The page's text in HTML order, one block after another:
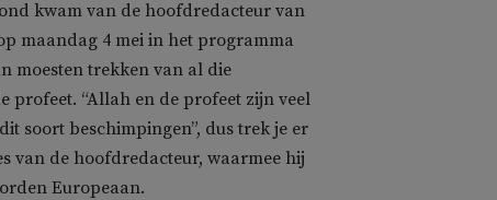
kwam van de hoofdredacteur van
maandag 4 mei in het programma
moesten trekken van al die
profeet. “Allah en de profeet zijn veel
soort beschimpingen”, dus trek je er
van de hoofdredacteur, waarmee hij
Europeaan.